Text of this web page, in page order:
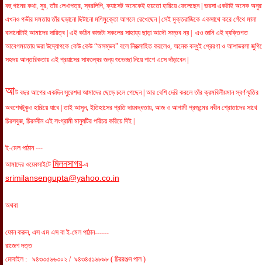
বহু গানের কথা, সুর, তাঁর লেখাপত্র, স্বরলিপি, ক্যাসেট অনেকেই হয়তো হারিয়ে ফেলেছেন | ভরসা একটাই অনেক
এখনও গভীর মমতায় তাঁর ছড়ানো ছিটানো মণিমুক্তো আগলে রেখেছেন | সেই মুক্তরাজিকে একসাথে করে গেঁথে মালা
বানানোটাই আমাদের দায়িত্ব | এই কঠিন কাজটা সকলের সাহায্য ছাড়া আদৌ সম্ভব নয় | এও জানি এই ব্যক্তিগত
আবেগময়তায় ভরা উদ্যোগকে কেউ কেউ “অসম্ভব” বলে নিরুত্সাহিত করলেও, অনেক বন্ধুই প্রেরণা ও আশাভরসা
সহৃদয় আন্তরিকতায় এই প্রয়াসের সাফল্যের জন্য শুভেচ্ছা নিয়ে পাশে এসে দাঁড়াবেন |
আট বছর আগের একদিন সুরেশদা আমাদের ছেড়ে চলে গেছেন | আর বেশি দেরি করলে তাঁর ক্রমবিলীয়মান স্বর্ণস্মৃতির
অবশেষটুকুও হারিয়ে যাবে | তাই আসুন, ইতিহাসের প্রতি দায়বদ্ধতায়, আজ ও আগামী প্রজন্মের নবীন শ্রোতাদের সাথে
চিরসবুজ, চিরনবীন এই সংগ্রামী মানুষটির পরিচয় করিয়ে দিই |
ই-মেল পাঠান ---
আমাদের ওয়েবসাইটে মিলনসাগর-এ
srimilansengupta@yahoo.co.in
অথবা
ফোন করুন, এস এম এস বা ই-মেল পাঠান------
রাজেশ দত্ত
মোবাইল : ৯৪৩৩৫৬৬৩০২ / ৯৪৩৪৫১৬৮৯৮ ( চিররঞ্জন পাল )